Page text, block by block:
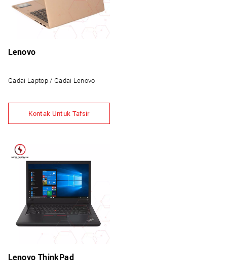
Lenovo
Gadai Laptop / Gadai Lenovo
Kontak Untuk Tafsir
Lenovo ThinkPad